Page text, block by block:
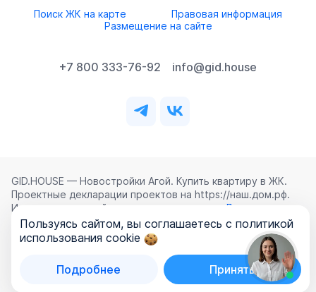
Поиск ЖК на карте
Правовая информация
Размещение на сайте
+7 800 333-76-92 info@gid.house
GID.HOUSE — Новостройки Агой. Купить квартиру в ЖК.
Проектные декларации проектов на https://наш.дом.рф.
Использование сайта означает согласие с
Лицензионным
соглашением ,Политикой конфиденциальностии
Политикой обработки персональных данных
ООО «ГИД.ХАУЗ»
Пользуясь сайтом, вы соглашаетесь с политикой
использования cookie
Подробнее Принять